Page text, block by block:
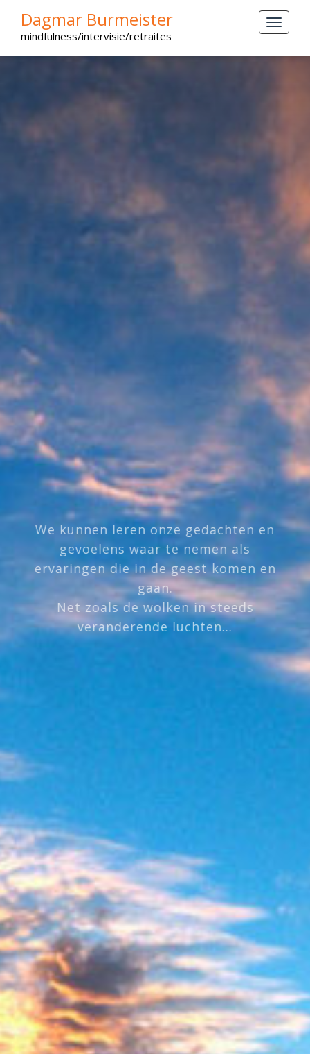
Dagmar Burmeister
mindfulness/intervisie/retraites
We kunnen leren onze gedachten en
gevoelens waar te nemen als
ervaringen die in de geest komen en
gaan.
Net zoals de wolken in steeds
veranderende luchten...